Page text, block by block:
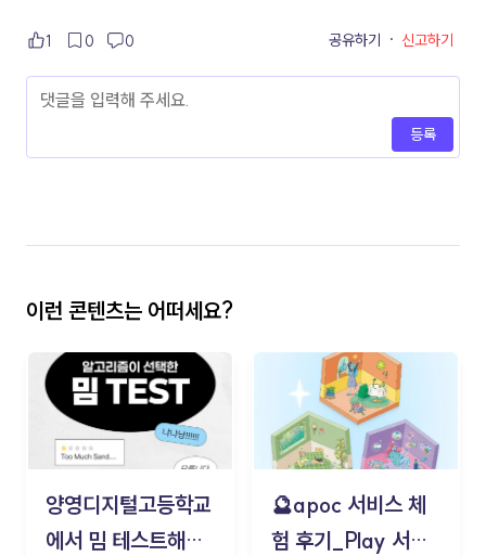
1 0 0 공유하기 · 신고하기
등록
이런 콘텐츠는 어떠세요?
양영디지털고등학교
에서 밈 테스트해보
🔮apoc 서비스 체
험 후기_Play 서비